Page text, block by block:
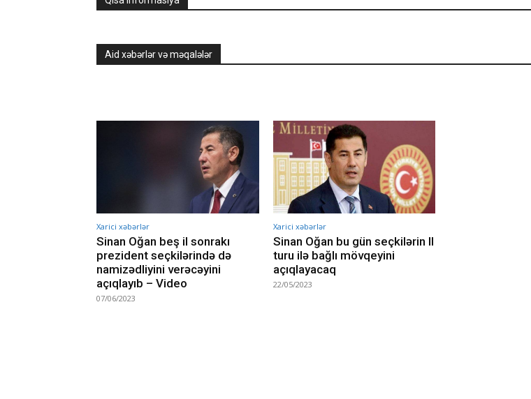
Aid xəbərlər və məqalələr
Xarici xəbərlər
Sinan Oğan beş il sonrakı
prezident seçkilərində də
namizədliyini verəcəyini
açıqlayıb – Video
07/06/2023
Xarici xəbərlər
Sinan Oğan bu gün seçkilərin II
turu ilə bağlı mövqeyini
açıqlayacaq
22/05/2023